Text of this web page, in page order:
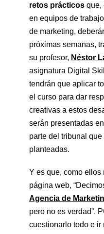
retos prácticos que,
en equipos de
de marketing,
próximas semanas,
su profesor, Néstor
asignatura Digital
tendrán que aplicar
el curso para dar
creativas a estos
serán presentadas
parte del tribunal
planteadas.
Y es que, como ellos
página web,
Agencia de
pero no es verdad”.
cuestionarlo todo e ir